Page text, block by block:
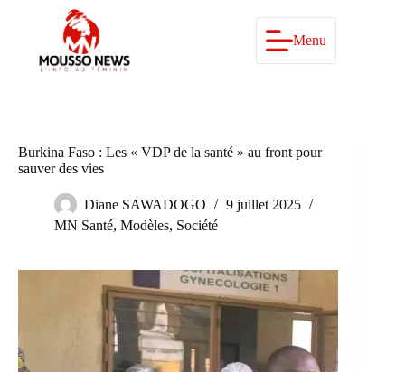
Menu
Burkina Faso : Les « VDP de la santé » au front pour
sauver des vies
Diane SAWADOGO
9 juillet 2025
MN Santé, Modèles, Société